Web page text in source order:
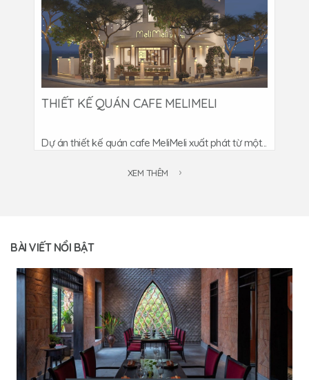
THIẾT KẾ QUÁN CAFE MELIMELI
Dự án thiết kế quán cafe MeliMeli xuất phát từ một...
XEM THÊM
BÀI VIẾT NỔI BẬT